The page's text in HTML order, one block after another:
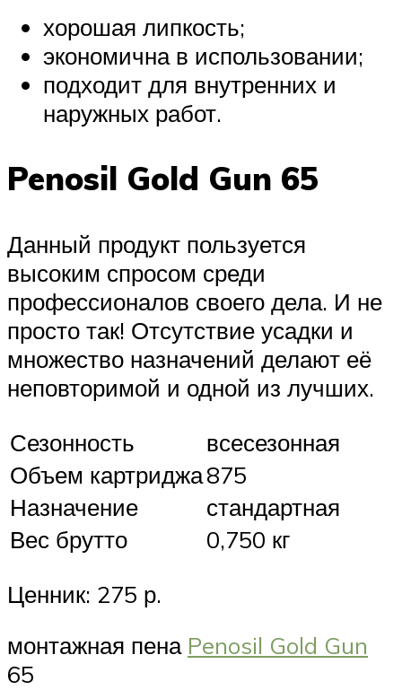
хорошая липкость;
экономична в использовании;
подходит для внутренних и
наружных работ.
Penosil Gold Gun 65
Данный продукт пользуется
высоким спросом среди
профессионалов своего дела. И не
просто так! Отсутствие усадки и
множество назначений делают её
неповторимой и одной из лучших.
Сезонность
всесезонная
Объем картриджа875
Назначение
стандартная
Вес брутто
0,750 кг
Ценник: 275 р.
монтажная пена Penosil Gold Gun
65